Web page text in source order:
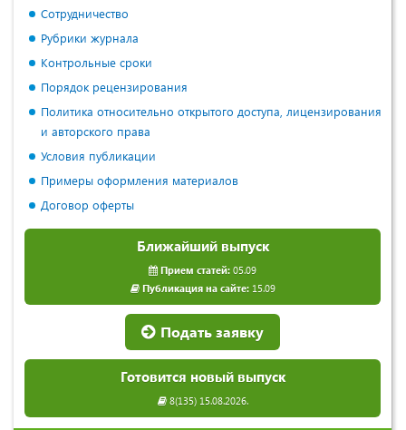
Сотрудничество
Рубрики журнала
Контрольные сроки
Порядок рецензирования
Политика относительно открытого доступа, лицензирования
и авторского права
Условия публикации
Примеры оформления материалов
Договор оферты
Ближайший выпуск
Прием статей: 05.09
Публикация на сайте:15.09
Подать заявку
Готовится новый выпуск
8(135) 15.08.2026.